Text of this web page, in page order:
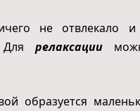
не отвлекало и
Для релаксации
образуется